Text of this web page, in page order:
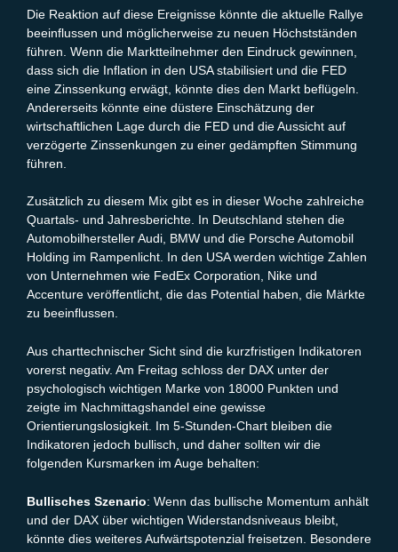
Die Reaktion auf diese Ereignisse könnte die aktuelle Rallye
beeinflussen und möglicherweise zu neuen Höchstständen
führen. Wenn die Marktteilnehmer den Eindruck gewinnen,
dass sich die Inflation in den USA stabilisiert und die FED
eine Zinssenkung erwägt, könnte dies den Markt beflügeln.
Andererseits könnte eine düstere Einschätzung der
wirtschaftlichen Lage durch die FED und die Aussicht auf
verzögerte Zinssenkungen zu einer gedämpften Stimmung
führen.
Zusätzlich zu diesem Mix gibt es in dieser Woche zahlreiche
Quartals- und Jahresberichte. In Deutschland stehen die
Automobilhersteller Audi, BMW und die Porsche Automobil
Holding im Rampenlicht. In den USA werden wichtige Zahlen
von Unternehmen wie FedEx Corporation, Nike und
Accenture veröffentlicht, die das Potential haben, die Märkte
zu beeinflussen.
Aus charttechnischer Sicht sind die kurzfristigen Indikatoren
vorerst negativ. Am Freitag schloss der DAX unter der
psychologisch wichtigen Marke von 18000 Punkten und
zeigte im Nachmittagshandel eine gewisse
Orientierungslosigkeit. Im 5-Stunden-Chart bleiben die
Indikatoren jedoch bullisch, und daher sollten wir die
folgenden Kursmarken im Auge behalten:
Bullisches Szenario: Wenn das bullische Momentum anhält
und der DAX über wichtigen Widerstandsniveaus bleibt,
könnte dies weiteres Aufwärtspotenzial freisetzen. Besondere